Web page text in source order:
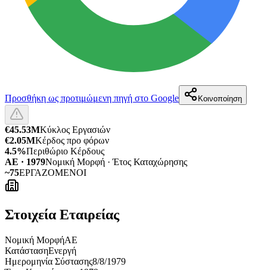
Προσθήκη ως προτιμώμενη πηγή στο Google Κοινοποίηση
€45.53MΚύκλος Εργασιών
€2.05MΚέρδος προ φόρων
4.5%Περιθώριο Κέρδους
ΑΕ · 1979Νομική Μορφή · Έτος Καταχώρησης
~75ΕΡΓΑΖΟΜΕΝΟΙ
Στοιχεία Εταιρείας
Νομική ΜορφήΑΕ
ΚατάστασηΕνεργή
Ημερομηνία Σύστασης8/8/1979